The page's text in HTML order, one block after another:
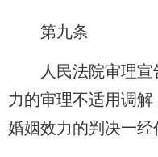
第九条
人民法院审理宣
力的审理不适用调
婚姻效力的判决一经